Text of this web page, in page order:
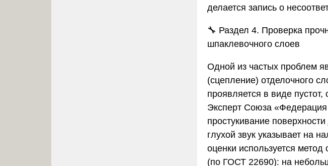
делается запись о
🔧 Раздел 4. Проверка
шпаклевочного слоев
Одной из частых проблем
(сцепление) отделочного
проявляется в виде
Эксперт Союза «Федерация
простукивание
глухой звук указывает на
оценки используется
(по ГОСТ 22690): на